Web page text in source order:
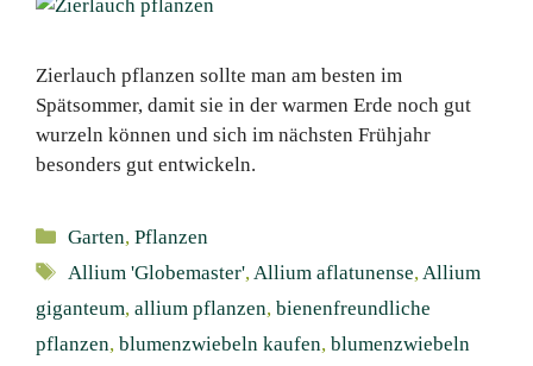
Zierlauch pflanzen sollte man am besten im
Spätsommer, damit sie in der warmen Erde noch gut
wurzeln können und sich im nächsten Frühjahr
besonders gut entwickeln.
Kategorien
Garten,Pflanzen
Schlagwörter
Allium 'Globemaster', Allium aflatunense, Allium
giganteum, allium pflanzen, bienenfreundliche
pflanzen, blumenzwiebeln kaufen, blumenzwiebeln